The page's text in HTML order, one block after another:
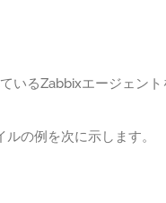
いるZabbixエージェン
の例を次に示します。